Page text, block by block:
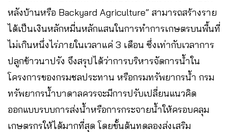
หลังบ้านหรือ Backyard Agriculture” สามารถสร้างราย
ได้เป็นเงินหลักหมี่นหลักแสนในการทำการเกษตรบนพื้นที่
ไม่เกินหนึ่งไร่ภายในเวลาแค่ 3 เดือน ซึ่งเท่ากับเวลาการ
ปลูกข้าวนาปรัง จึงสรุปได้ว่าการบริหารจัดการน้ำใน
โครงการของกรมชลประทาน หรือกรมทรัพยากรน้ำ กรม
ทรัพยากรน้ำบาดาลควรจะมีการปรับเปลี่ยนแนวคิด
ออกแบบรบบการส่งน้ำหรือการกระจายน้ำให้ครอบคลุม
เกษตรกรให้ได้มากที่สุด โดยขั้นต้นทดลองส่งเสริม